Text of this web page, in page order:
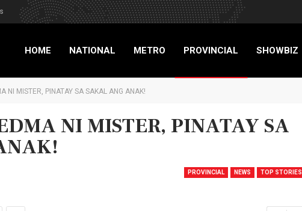
HOME NATIONAL METRO PROVINCIAL SHOWBIZ
NI MISTER, PINATAY SA SAKAL ANG ANAK!
NI MISTER, PINATAY SA
PROVINCIAL NEWS TOP STORIES